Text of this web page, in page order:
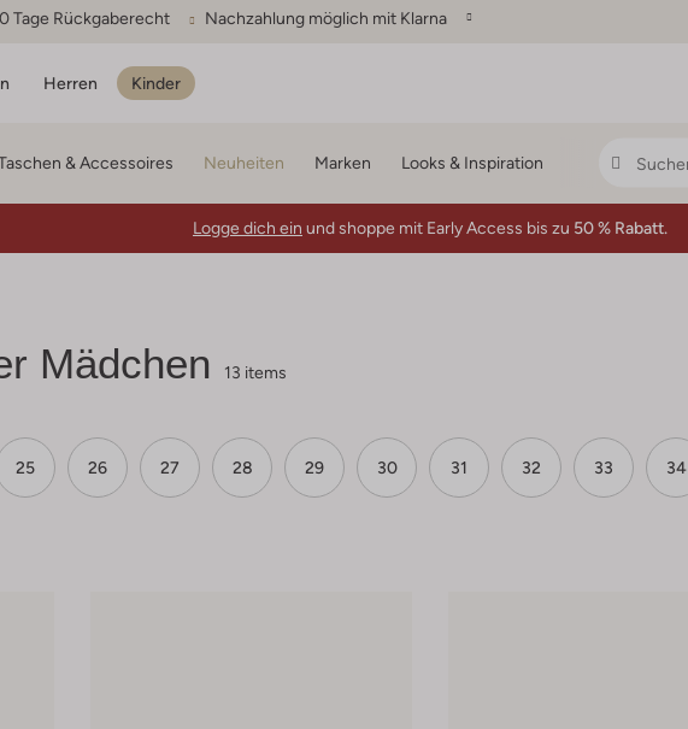
Tage Rückgaberecht Nachzahlung möglich mit Klarna
Herren Kinder
& Accessoires Neuheiten Marken Looks & Inspiration
Logge dich ein und shoppe mit Early Access bis zu 50 % Rabatt.
Mädchen 13 items
25 26 27 28 29 30 31 32 33 34